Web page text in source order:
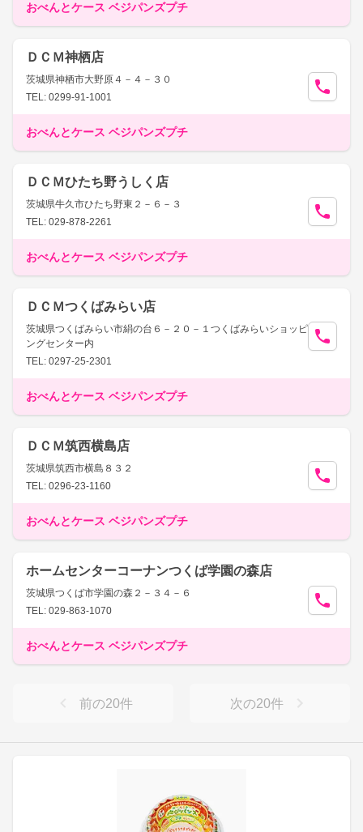
おべんとケース ベジパンズプチ
ＤＣＭ神栖店
茨城県神栖市大野原４－４－３０
TEL: 0299-91-1001
おべんとケース ベジパンズプチ
ＤＣＭひたち野うしく店
茨城県牛久市ひたち野東２－６－３
TEL: 029-878-2261
おべんとケース ベジパンズプチ
ＤＣＭつくばみらい店
茨城県つくばみらい市絹の台６－２０－１つくばみらいショッピ
ングセンター内
TEL: 0297-25-2301
おべんとケース ベジパンズプチ
ＤＣＭ筑西横島店
茨城県筑西市横島８３２
TEL: 0296-23-1160
おべんとケース ベジパンズプチ
ホームセンターコーナンつくば学園の森店
茨城県つくば市学園の森２－３４－６
TEL: 029-863-1070
おべんとケース ベジパンズプチ
前の20件 次の20件